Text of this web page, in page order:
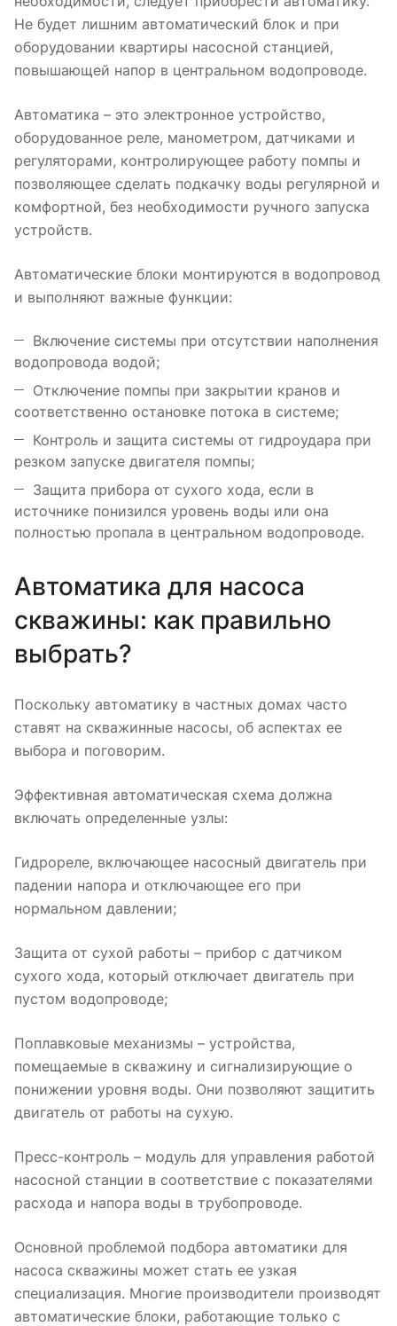
Не будет лишним автоматический блок и при
оборудовании квартиры насосной станцией,
повышающей напор в центральном водопроводе.
Автоматика – это электронное устройство,
оборудованное реле, манометром, датчиками и
регуляторами, контролирующее работу помпы и
позволяющее сделать подкачку воды регулярной и
комфортной, без необходимости ручного запуска
устройств.
Автоматические блоки монтируются в водопровод
и выполняют важные функции:
Включение системы при отсутствии наполнения
водопровода водой;
Отключение помпы при закрытии кранов и
соответственно остановке потока в системе;
Контроль и защита системы от гидроудара при
резком запуске двигателя помпы;
Защита прибора от сухого хода, если в
источнике понизился уровень воды или она
полностью пропала в центральном водопроводе.
Автоматика для насоса
скважины: как правильно
выбрать?
Поскольку автоматику в частных домах часто
ставят на скважинные насосы, об аспектах ее
выбора и поговорим.
Эффективная автоматическая схема должна
включать определенные узлы:
Гидрореле, включающее насосный двигатель при
падении напора и отключающее его при
нормальном давлении;
Защита от сухой работы – прибор с датчиком
сухого хода, который отключает двигатель при
пустом водопроводе;
Поплавковые механизмы – устройства,
помещаемые в скважину и сигнализирующие о
понижении уровня воды. Они позволяют защитить
двигатель от работы на сухую.
Пресс-контроль – модуль для управления работой
насосной станции в соответствие с показателями
расхода и напора воды в трубопроводе.
Основной проблемой подбора автоматики для
насоса скважины может стать ее узкая
специализация. Многие производители производят
автоматические блоки, работающие только с